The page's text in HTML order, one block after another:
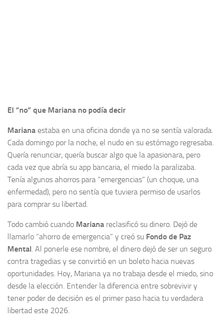
El “no” que Mariana no podía decir
Mariana estaba en una oficina donde ya no se sentía valorada.
Cada domingo por la noche, el nudo en su estómago regresaba.
Quería renunciar, quería buscar algo que la apasionara, pero
cada vez que abría su app bancaria, el miedo la paralizaba.
Tenía algunos ahorros para “emergencias” (un choque, una
enfermedad), pero no sentía que tuviera permiso de usarlos
para comprar su libertad.
Todo cambió cuando Mariana reclasificó su dinero. Dejó de
llamarlo “ahorro de emergencia” y creó su Fondo de Paz
Mental. Al ponerle ese nombre, el dinero dejó de ser un seguro
contra tragedias y se convirtió en un boleto hacia nuevas
oportunidades. Hoy, Mariana ya no trabaja desde el miedo, sino
desde la elección. Entender la diferencia entre sobrevivir y
tener poder de decisión es el primer paso hacia tu verdadera
libertad este 2026.